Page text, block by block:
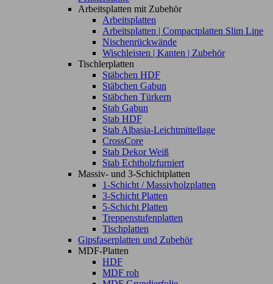
Arbeitsplatten mit Zubehör
Arbeitsplatten
Arbeitsplatten | Compactplatten Slim Line
Nischenrückwände
Wischleisten | Kanten | Zubehör
Tischlerplatten
Stäbchen HDF
Stäbchen Gabun
Stäbchen Türkern
Stab Gabun
Stab HDF
Stab Albasia-Leichtmittellage
CrossCore
Stab Dekor Weiß
Stab Echtholzfurniert
Massiv- und 3-Schichtplatten
1-Schicht / Massivholzplatten
3-Schicht Platten
5-Schicht Platten
Treppenstufenplatten
Tischplatten
Gipsfaserplatten und Zubehör
MDF-Platten
HDF
MDF roh